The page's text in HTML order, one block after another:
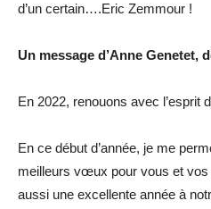
d’un certain….Eric Zemmour !
Un message d’Anne Genetet,
En 2022, renouons avec l’esprit
En ce début d’année, je me
meilleurs vœux pour vous et
aussi une excellente année à